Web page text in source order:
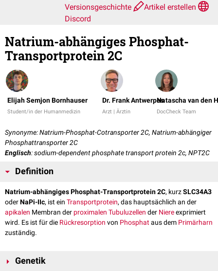
Versionsgeschichte
Artikel erstellen
Discord
Natrium-abhängiges Phosphat-
Transportprotein 2C
Elijah Semjon Bornhauser
Student/in der Humanmedizin
Dr. Frank Antwerpes
Arzt | Ärztin
Natascha van den
DocCheck Team
Synonyme: Natrium-Phosphat-Cotransporter 2C, Natrium-abhängiger
Phosphattransporter 2C
Englisch: sodium-dependent phosphate transport protein 2c, NPT2C
Definition
Natrium-abhängiges Phosphat-Transportprotein 2C, kurzSLC34A3
oderNaPi-IIc, ist ein Transportprotein, das hauptsächlich an der
apikalen Membran der proximalen Tubuluzellen der Niereexprimiert
wird. Es ist für die Rückresorption von Phosphataus dem Primärharn
zuständig.
Genetik